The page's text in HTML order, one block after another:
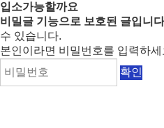
입소가능할까요
비밀글 기능으로 보호된 글입니
수 있습니다.
본인이라면 비밀번호를 입력하세